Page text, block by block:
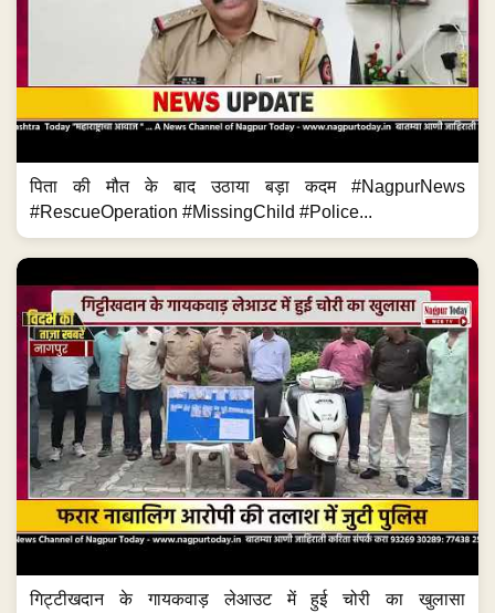
पिता की मौत के बाद उठाया बड़ा कदम #NagpurNews
#RescueOperation #MissingChild #Police...
गिट्टीखदान के गायकवाड़ लेआउट में हुई चोरी का खुलासा